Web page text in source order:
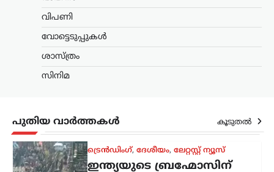
വിപണി
വോട്ടെടുപ്പുകൾ
ശാസ്ത്രം
സിനിമ
പുതിയ വാർത്തകൾ കൂടുതൽ
നിരവധി രാജ്യങ്ങൾ
പ്രകടിപ്പിക്കുന്നു
ഇന്ത്യയുടെ ഏറ്റവും കരുത്തുറ്റ ആയുധ
വർധിച്ചതായി റിപ്പോർട്ട്. പ്രത്യേകിച്ച്
‘ഓപ്പറേഷൻ സിന്ദൂർ’ സമയത്തെ
മിസൈലിന്റെ കൃത്യതയും…
കേരളം,തിരുവനന്തപുരം,വാർത്തകൾ